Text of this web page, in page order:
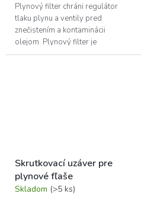
Plynový filter chráni regulátor
tlaku plynu a ventily pred
znečistením a kontaminácii
olejom. Plynový filter je
inštalovaný pred regulátorom
Skrutkovací uzáver pre
plynové fľaše
Skladom (>5 ks)